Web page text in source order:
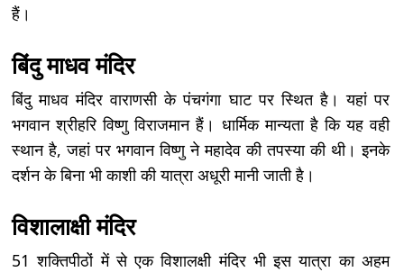
हैं।
बिंदु माधव मंदिर
बिंदु माधव मंदिर वाराणसी के पंचगंगा घाट पर स्थित है। यहां पर
भगवान श्रीहरि विष्णु विराजमान हैं। धार्मिक मान्यता है कि यह वही
स्थान है, जहां पर भगवान विष्णु ने महादेव की तपस्या की थी। इनके
दर्शन के बिना भी काशी की यात्रा अधूरी मानी जाती है।
विशालाक्षी मंदिर
51 शक्तिपीठों में से एक विशालक्षी मंदिर भी इस यात्रा का अहम